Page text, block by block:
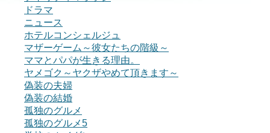
ドラマ
ニュース
ホテルコンシェルジュ
マザーゲーム～彼女たちの階級～
ママとパパが生きる理由。
ヤメゴク～ヤクザやめて頂きます～
偽装の夫婦
偽装の結婚
孤独のグルメ
孤独のグルメ5